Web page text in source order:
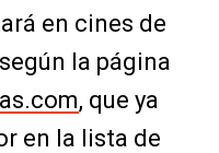
en cines de
la página
, que ya
en la lista de